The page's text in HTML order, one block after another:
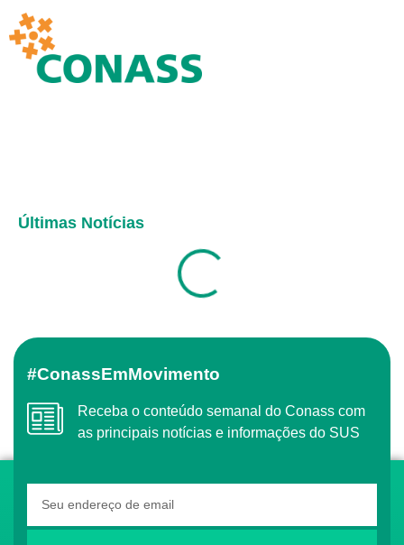
Últimas Notícias
#ConassEmMovimento
Receba o conteúdo semanal do Conass com
as principais notícias e informações do SUS